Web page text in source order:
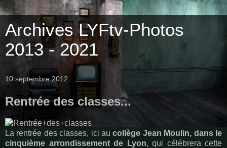
Archives LYFtv-Photos
2013 - 2021
10 septembre 2012
Rentrée des classes...
La rentrée des classes, ici aucollège Jean Moulin, dans le
cinquième arrondissement de Lyon, qui célébrera cette